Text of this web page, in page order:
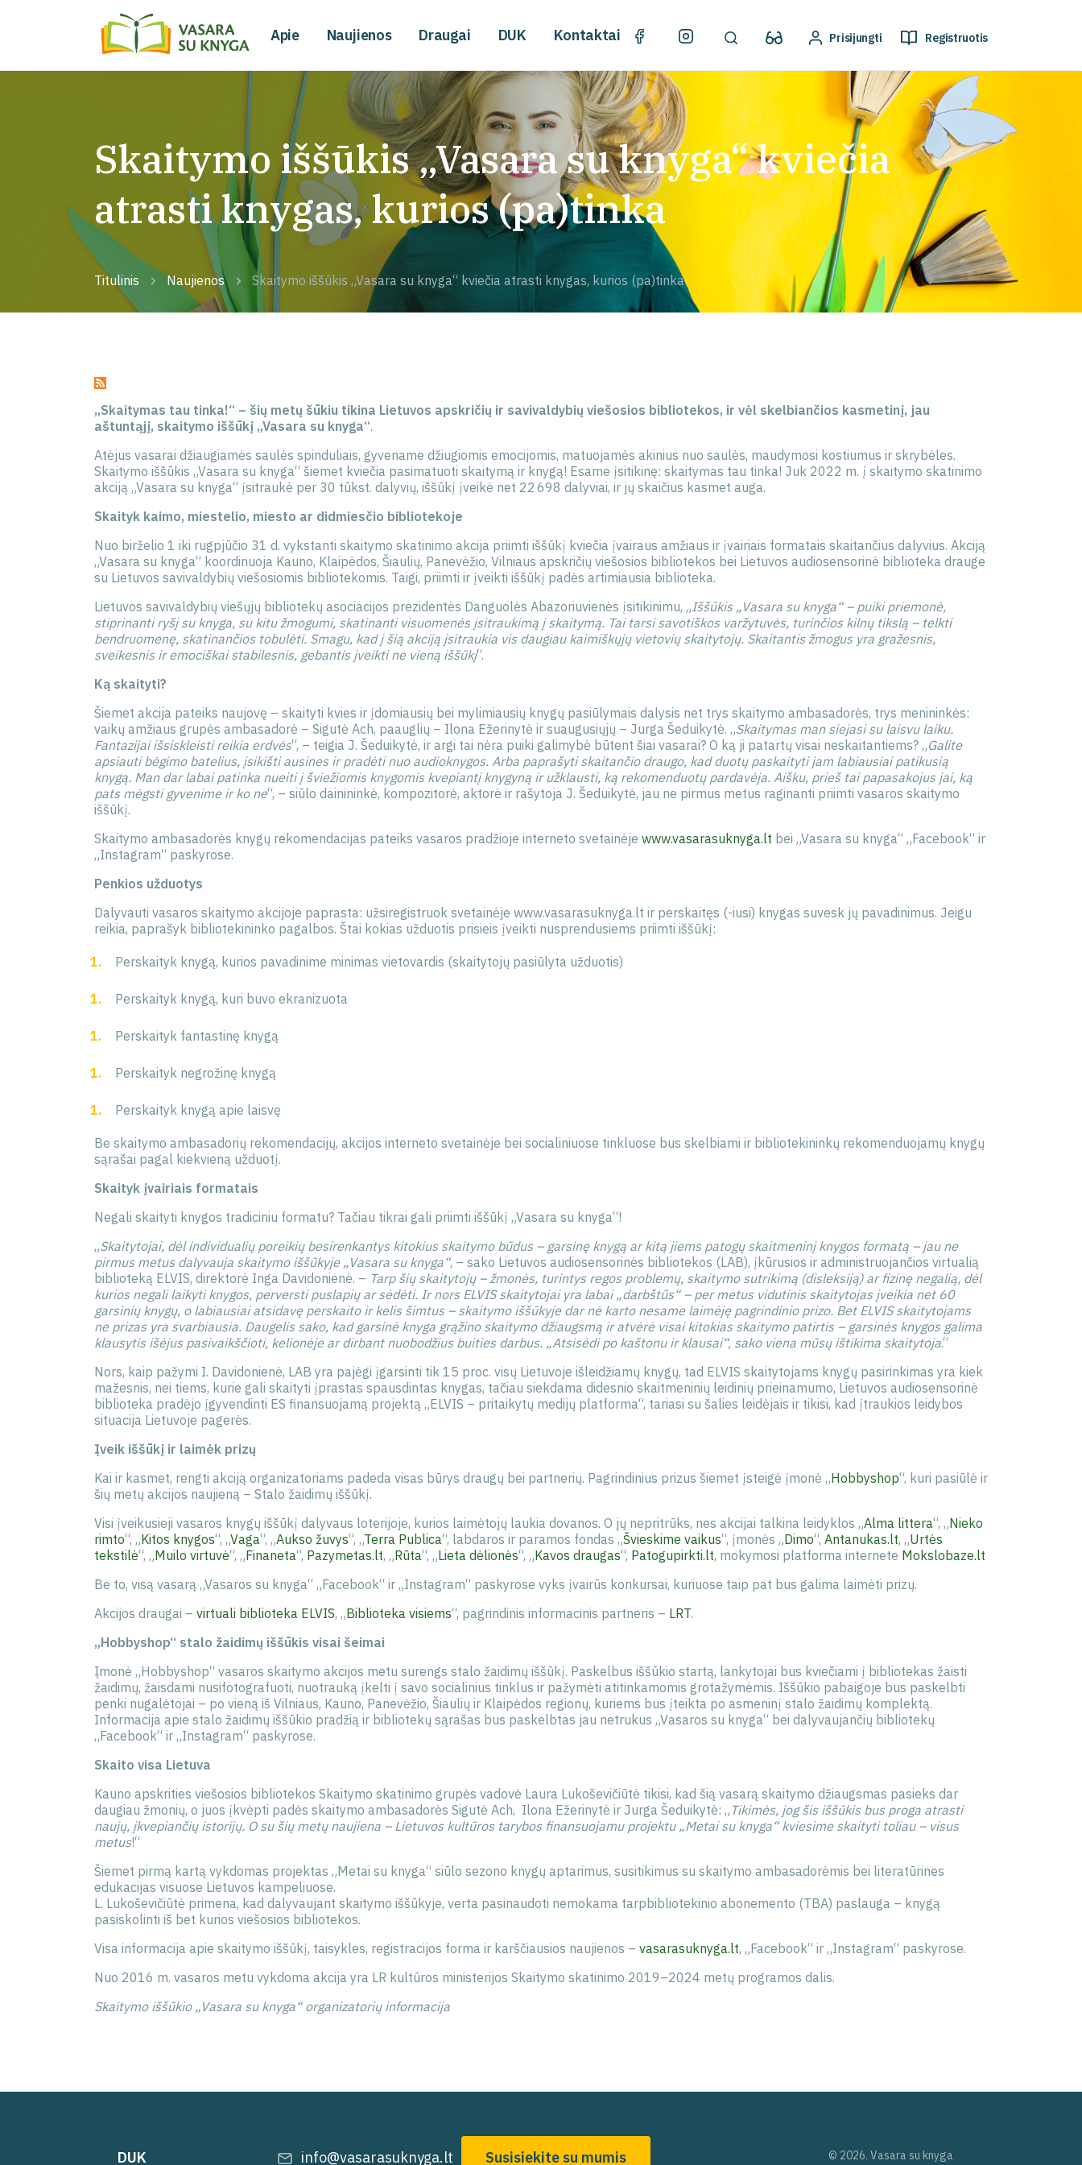
Apie Naujienos Draugai DUK Kontaktai Prisijungti Registruotis
Skaitymo iššūkis „Vasara su knyga“ kviečia
atrasti knygas, kurios (pa)tinka
Titulinis Naujienos Skaitymo iššūkis „Vasara su knyga“ kviečia atrasti knygas, kurios (pa)tinka
„Skaitymas tau tinka!“ – šių metų šūkiu tikina Lietuvos apskričių ir savivaldybių viešosios bibliotekos, ir vėl skelbiančios kasmetinį, jau
aštuntąjį, skaitymo iššūkį „Vasara su knyga“.
Atėjus vasarai džiaugiamės saulės spinduliais, gyvename džiugiomis emocijomis, matuojamės akinius nuo saulės, maudymosi kostiumus ir skrybėles.
Skaitymo iššūkis „Vasara su knyga“ šiemet kviečia pasimatuoti skaitymą ir knygą! Esame įsitikinę: skaitymas tau tinka! Juk 2022 m. į skaitymo skatinimo
akciją „Vasara su knyga“ įsitraukė per 30 tūkst. dalyvių, iššūkį įveikė net 22 698 dalyviai, ir jų skaičius kasmet auga.
Skaityk kaimo, miestelio, miesto ar didmiesčio bibliotekoje
Nuo birželio 1 iki rugpjūčio 31 d. vykstanti skaitymo skatinimo akcija priimti iššūkį kviečia įvairaus amžiaus ir įvairiais formatais skaitančius dalyvius. Akciją
„Vasara su knyga“ koordinuoja Kauno, Klaipėdos, Šiaulių, Panevėžio, Vilniaus apskričių viešosios bibliotekos bei Lietuvos audiosensorinė biblioteka drauge
su Lietuvos savivaldybių viešosiomis bibliotekomis. Taigi, priimti ir įveikti iššūkį padės artimiausia biblioteka.
Lietuvos savivaldybių viešųjų bibliotekų asociacijos prezidentės Danguolės Abazoriuvienės įsitikinimu, „Iššūkis „Vasara su knyga“ – puiki priemonė,
stiprinanti ryšį su knyga, su kitu žmogumi, skatinanti visuomenės įsitraukimą į skaitymą. Tai tarsi savotiškos varžytuvės, turinčios kilnų tikslą – telkti
bendruomenę, skatinančios tobulėti. Smagu, kad į šią akciją įsitraukia vis daugiau kaimiškųjų vietovių skaitytojų. Skaitantis žmogus yra gražesnis,
sveikesnis ir emociškai stabilesnis, gebantis įveikti ne vieną iššūkį“.
Ką skaityti?
Šiemet akcija pateiks naujovę – skaityti kvies ir įdomiausių bei mylimiausių knygų pasiūlymais dalysis net trys skaitymo ambasadorės, trys menininkės:
vaikų amžiaus grupės ambasadorė – Sigutė Ach, paauglių – Ilona Ežerinytė ir suaugusiųjų – Jurga Šeduikytė. „Skaitymas man siejasi su laisvu laiku.
Fantazijai išsiskleisti reikia erdvės“, – teigia J. Šeduikytė, ir argi tai nėra puiki galimybė būtent šiai vasarai? O ką ji patartų visai neskaitantiems? „Galite
apsiauti bėgimo batelius, įsikišti ausines ir pradėti nuo audioknygos. Arba paprašyti skaitančio draugo, kad duotų paskaityti jam labiausiai patikusią
knygą. Man dar labai patinka nueiti į šviežiomis knygomis kvepiantį knygyną ir užklausti, ką rekomenduotų pardavėja. Aišku, prieš tai papasakojus jai, ką
pats mėgsti gyvenime ir ko ne“, – siūlo dainininkė, kompozitorė, aktorė ir rašytoja J. Šeduikytė, jau ne pirmus metus raginanti priimti vasaros skaitymo
iššūkį.
Skaitymo ambasadorės knygų rekomendacijas pateiks vasaros pradžioje interneto svetainėje www.vasarasuknyga.lt bei „Vasara su knyga“ „Facebook“ ir
„Instagram“ paskyrose.
Penkios užduotys
Dalyvauti vasaros skaitymo akcijoje paprasta: užsiregistruok svetainėje www.vasarasuknyga.lt ir perskaitęs (-iusi) knygas suvesk jų pavadinimus. Jeigu
reikia, paprašyk bibliotekininko pagalbos. Štai kokias užduotis prisieis įveikti nusprendusiems priimti iššūkį:
Perskaityk knygą, kurios pavadinime minimas vietovardis (skaitytojų pasiūlyta užduotis)
Perskaityk knygą, kuri buvo ekranizuota
Perskaityk fantastinę knygą
Perskaityk negrožinę knygą
Perskaityk knygą apie laisvę
Be skaitymo ambasadorių rekomendacijų, akcijos interneto svetainėje bei socialiniuose tinkluose bus skelbiami ir bibliotekininkų rekomenduojamų knygų
sąrašai pagal kiekvieną užduotį.
Skaityk įvairiais formatais
Negali skaityti knygos tradiciniu formatu? Tačiau tikrai gali priimti iššūkį „Vasara su knyga“!
„Skaitytojai, dėl individualių poreikių besirenkantys kitokius skaitymo būdus – garsinę knygą ar kitą jiems patogų skaitmeninį knygos formatą – jau ne
pirmus metus dalyvauja skaitymo iššūkyje „Vasara su knyga“, – sako Lietuvos audiosensorinės bibliotekos (LAB), įkūrusios ir administruojančios virtualią
biblioteką ELVIS, direktorė Inga Davidonienė. – Tarp šių skaitytojų – žmonės, turintys regos problemų, skaitymo sutrikimą (disleksiją) ar fizinę negalią, dėl
kurios negali laikyti knygos, perversti puslapių ar sėdėti. Ir nors ELVIS skaitytojai yra labai „darbštūs“ – per metus vidutinis skaitytojas įveikia net 60
garsinių knygų, o labiausiai atsidavę perskaito ir kelis šimtus – skaitymo iššūkyje dar nė karto nesame laimėję pagrindinio prizo. Bet ELVIS skaitytojams
ne prizas yra svarbiausia. Daugelis sako, kad garsinė knyga grąžino skaitymo džiaugsmą ir atvėrė visai kitokias skaitymo patirtis – garsinės knygos galima
klausytis išėjus pasivaikščioti, kelionėje ar dirbant nuobodžius buities darbus. „Atsisėdi po kaštonu ir klausai“, sako viena mūsų ištikima skaitytoja.“
Nors, kaip pažymi I. Davidonienė, LAB yra pajėgi įgarsinti tik 15 proc. visų Lietuvoje išleidžiamų knygų, tad ELVIS skaitytojams knygų pasirinkimas yra kiek
mažesnis, nei tiems, kurie gali skaityti įprastas spausdintas knygas, tačiau siekdama didesnio skaitmeninių leidinių prieinamumo, Lietuvos audiosensorinė
biblioteka pradėjo įgyvendinti ES finansuojamą projektą „ELVIS – pritaikytų medijų platforma“, tariasi su šalies leidėjais ir tikisi, kad įtraukios leidybos
situacija Lietuvoje pagerės.
Įveik iššūkį ir laimėk prizų
Kai ir kasmet, rengti akciją organizatoriams padeda visas būrys draugų bei partnerių. Pagrindinius prizus šiemet įsteigė įmonė „Hobbyshop“, kuri pasiūlė ir
šių metų akcijos naujieną – Stalo žaidimų iššūkį.
Visi įveikusieji vasaros knygų iššūkį dalyvaus loterijoje, kurios laimėtojų laukia dovanos. O jų nepritrūks, nes akcijai talkina leidyklos „Alma littera“, „Nieko
rimto“, „Kitos knygos“, „Vaga“, „Aukso žuvys“, „Terra Publica“, labdaros ir paramos fondas „Švieskime vaikus“, įmonės „Dimo“, Antanukas.lt, „Urtės
tekstilė“, „Muilo virtuvė“, „Finaneta“, Pazymetas.lt, „Rūta“, „Lieta dėlionės“, „Kavos draugas“, Patogupirkti.lt, mokymosi platforma internete Mokslobaze.lt
Be to, visą vasarą „Vasaros su knyga“ „Facebook“ ir „Instagram“ paskyrose vyks įvairūs konkursai, kuriuose taip pat bus galima laimėti prizų.
Akcijos draugai – virtuali biblioteka ELVIS, „Biblioteka visiems“, pagrindinis informacinis partneris – LRT.
„Hobbyshop“ stalo žaidimų iššūkis visai šeimai
Įmonė „Hobbyshop“ vasaros skaitymo akcijos metu surengs stalo žaidimų iššūkį. Paskelbus iššūkio startą, lankytojai bus kviečiami į bibliotekas žaisti
žaidimų, žaisdami nusifotografuoti, nuotrauką įkelti į savo socialinius tinklus ir pažymėti atitinkamomis grotažymėmis. Iššūkio pabaigoje bus paskelbti
penki nugalėtojai – po vieną iš Vilniaus, Kauno, Panevėžio, Šiaulių ir Klaipėdos regionų, kuriems bus įteikta po asmeninį stalo žaidimų komplektą.
Informacija apie stalo žaidimų iššūkio pradžią ir bibliotekų sąrašas bus paskelbtas jau netrukus „Vasaros su knyga“ bei dalyvaujančių bibliotekų
„Facebook“ ir „Instagram“ paskyrose.
Skaito visa Lietuva
Kauno apskrities viešosios bibliotekos Skaitymo skatinimo grupės vadovė Laura Lukoševičiūtė tikisi, kad šią vasarą skaitymo džiaugsmas pasieks dar
daugiau žmonių, o juos įkvėpti padės skaitymo ambasadorės Sigutė Ach, Ilona Ežerinytė ir Jurga Šeduikytė: „ Tikimės, jog šis iššūkis bus proga atrasti
naujų, įkvepiančių istorijų. O su šių metų naujiena – Lietuvos kultūros tarybos finansuojamu projektu „Metai su knyga“ kviesime skaityti toliau – visus
metus!“
Šiemet pirmą kartą vykdomas projektas „Metai su knyga“ siūlo sezono knygų aptarimus, susitikimus su skaitymo ambasadorėmis bei literatūrines
edukacijas visuose Lietuvos kampeliuose.
L. Lukoševičiūtė primena, kad dalyvaujant skaitymo iššūkyje, verta pasinaudoti nemokama tarpbibliotekinio abonemento (TBA) paslauga – knygą
pasiskolinti iš bet kurios viešosios bibliotekos.
Visa informacija apie skaitymo iššūkį, taisykles, registracijos forma ir karščiausios naujienos – vasarasuknyga.lt, „Facebook“ ir „Instagram“ paskyrose.
Nuo 2016 m. vasaros metu vykdoma akcija yra LR kultūros ministerijos Skaitymo skatinimo 2019–2024 metų programos dalis.
Skaitymo iššūkio „Vasara su knyga“ organizatorių informacija
DUK info@vasarasuknyga.lt Susisiekite su mumis © 2026. Vasara su knyga